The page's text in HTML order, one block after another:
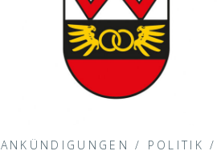
ANKÜNDIGUNGEN / POLITIK /